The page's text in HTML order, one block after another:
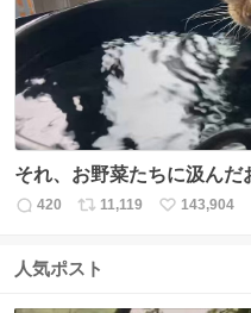
数
それ、お野菜たちに汲んだ
返
数
420
リ
ス
11,119
い
143,904
人気ポスト